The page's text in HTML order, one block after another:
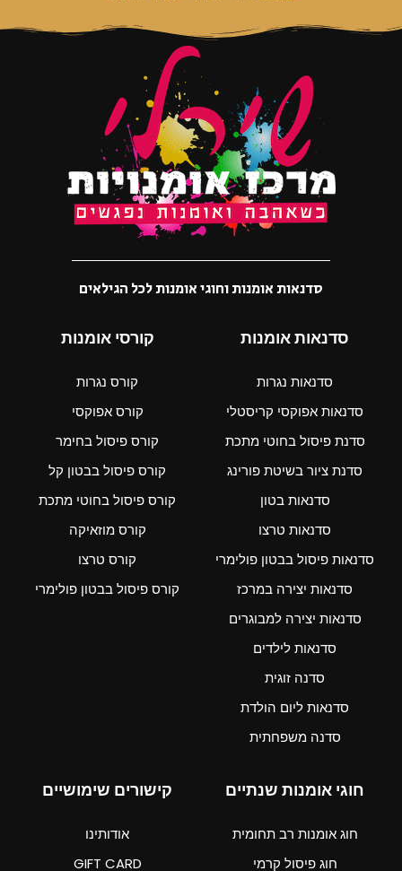
סדנאות אומנות וחוגי אומנות לכל הגילאים
סדנאות אומנות
סדנאות נגרות
סדנאות אפוקסי קריסטלי
סדנת פיסול בחוטי מתכת
סדנת ציור בשיטת פורינג
סדנאות בטון
סדנאות טרצו
סדנאות פיסול בבטון פולימרי
סדנאות יצירה במרכז
סדנאות יצירה למבוגרים
סדנאות לילדים
סדנה זוגית
סדנאות ליום הולדת
סדנה משפחתית
קורסי אומנות
קורס נגרות
קורס אפוקסי
קורס פיסול בחימר
קורס פיסול בבטון קל
קורס פיסול בחוטי מתכת
קורס מוזאיקה
קורס טרצו
קורס פיסול בבטון פולימרי
חוגי אומנות שנתיים
חוג אומנות רב תחומית
חוג פיסול קרמי
קישורים שימושיים
אודותינו
GIFT CARD